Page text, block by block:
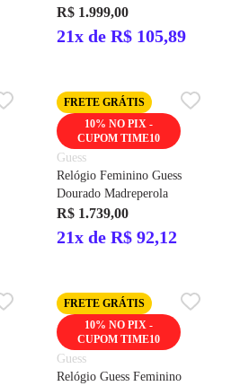
R$ 1.999,00
21x de R$ 105,89
FRETE GRÁTIS
10% NO PIX -
CUPOM TIME10
Guess
Relógio Feminino Guess
Dourado Madreperola
R$ 1.739,00
21x de R$ 92,12
FRETE GRÁTIS
10% NO PIX -
CUPOM TIME10
Guess
Relógio Guess Feminino